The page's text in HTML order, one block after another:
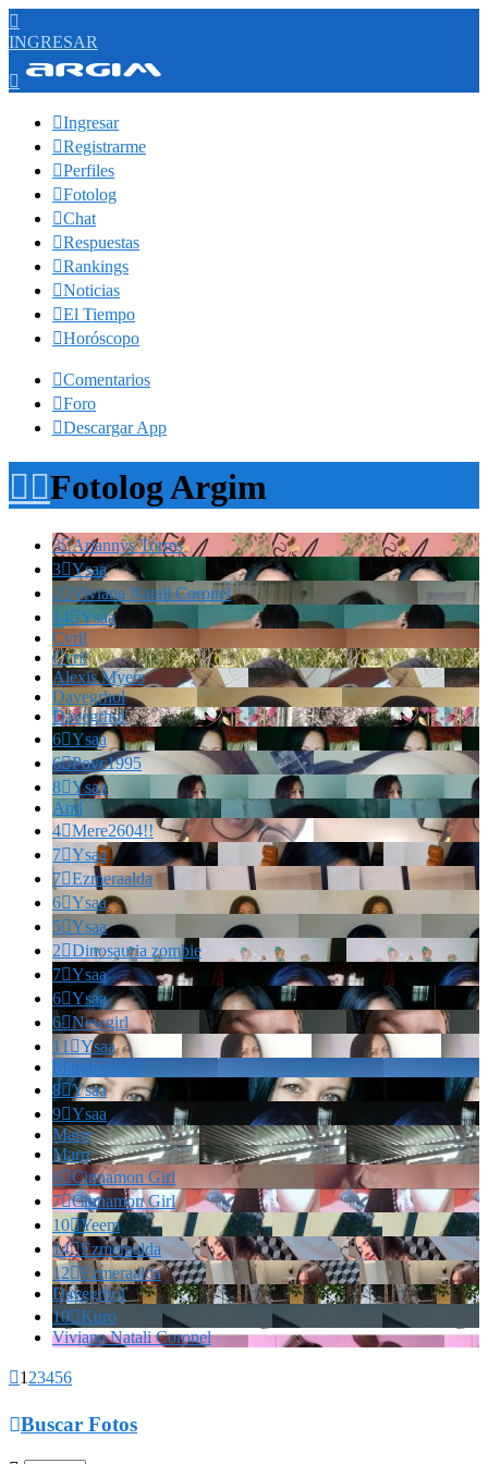

INGRESAR

Ingresar
Registrarme
Perfiles
Fotolog
Chat
Respuestas
Rankings
Noticias
El Tiempo
Horóscopo
Comentarios
Foro
Descargar App
Fotolog Argim
3Ariannys Torres
3Ysaa
2Viviana Natali Coronel
14Ysaa
Cvril
Cvril
Alexis Myers
Davegrhol
Davegrhol
6Ysaa
6Povc1995
8Ysaa
And
4Mere2604!!
7Ysaa
7Ezmeraalda
6Ysaa
5Ysaa
2Dinosauria zombie
7Ysaa
6Ysaa
6Newgirl
11 Ysaa
Marianella!!!
8Ysaa
9Ysaa
Marrr
Marrr
6Cinnamon Girl
7Cinnamon Girl
10Yeem
14Ezmeraalda
12Ezmeraalda
Davegrhol
10Kuro
Viviana Natali Coronel
1 23456
Buscar Fotos